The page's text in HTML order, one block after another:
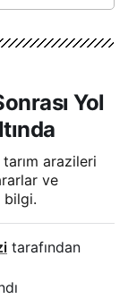
Yol
arazileri
ve
bilgi.
tarafından